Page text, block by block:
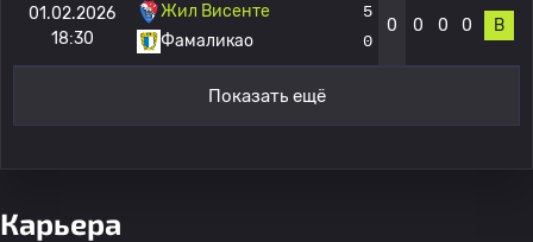
01.02.2026
18:30
Жил Висенте
Фамаликао
5
0
0 0 0 0 В
Показать ещё
Карьера